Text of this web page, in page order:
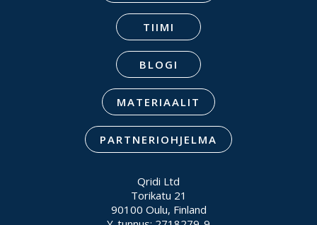
TIIMI
BLOGI
MATERIAALIT
PARTNERIOHJELMA
Qridi Ltd
Torikatu 21
90100 Oulu, Finland